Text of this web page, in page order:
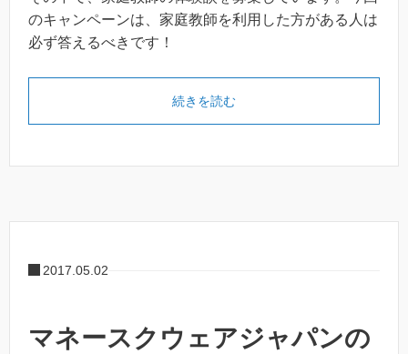
のキャンペーンは、家庭教師を利用した方がある人は
必ず答えるべきです！
続きを読む
2017.05.02
マネースクウェアジャパンの